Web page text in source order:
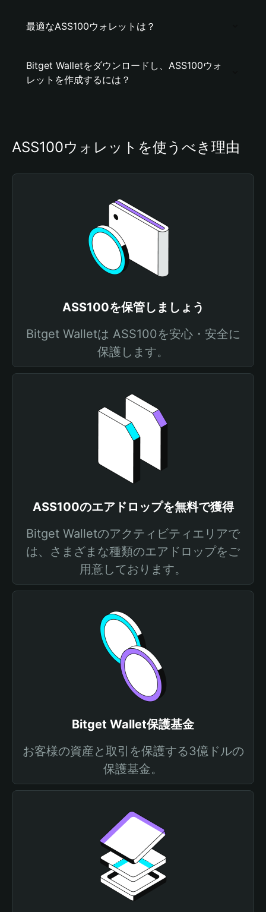
最適なASS100ウォレットは？
Bitget Walletをダウンロードし、ASS100ウォ
レットを作成するには？
ASS100ウォレットを使うべき理由
ASS100を保管しましょう
Bitget Walletは ASS100を安心・安全に
保護します。
ASS100のエアドロップを無料で獲得
Bitget Walletのアクティビティエリアで
は、さまざまな種類のエアドロップをご
用意しております。
Bitget Wallet保護基金
お客様の資産と取引を保護する3億ドルの
保護基金。